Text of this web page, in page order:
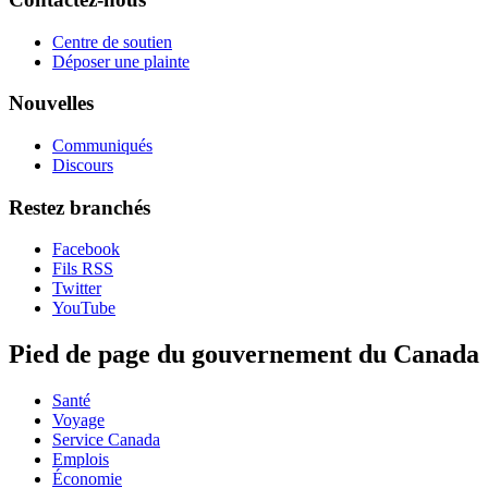
Centre de soutien
Déposer une plainte
Nouvelles
Communiqués
Discours
Restez branchés
Facebook
Fils RSS
Twitter
YouTube
Pied de page du gouvernement du Canada
Santé
Voyage
Service Canada
Emplois
Économie